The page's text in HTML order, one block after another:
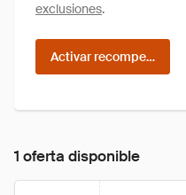
exclusiones.
Activar recompensas
1 oferta disponible